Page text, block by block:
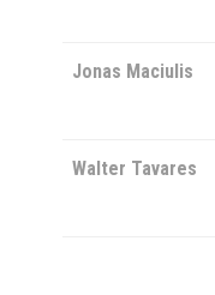
Jonas Maciulis
Walter Tavares